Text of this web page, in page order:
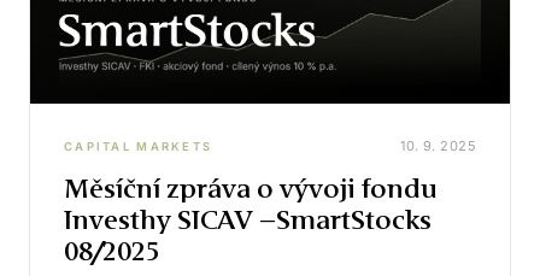
CAPITAL MARKETS 10. 9. 2025
Měsíční zpráva o vývoji fondu
Investhy SICAV –SmartStocks
08/2025